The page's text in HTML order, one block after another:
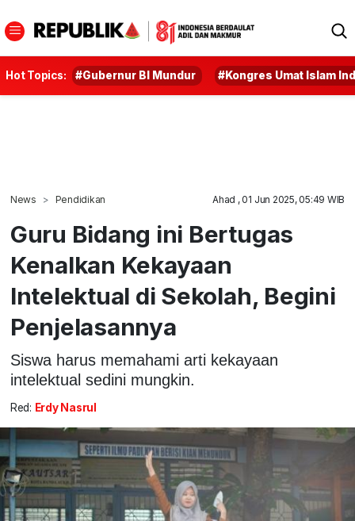
Hot Topics: #Gubernur BI Mundur #Kongres Umat Islam
News Pendidikan Ahad , 01 Jun 2025, 05:49 WIB
Guru Bidang ini Bertugas
Kenalkan Kekayaan
Intelektual di Sekolah, Begini
Penjelasannya
Siswa harus memahami arti kekayaan
intelektual sedini mungkin.
Red: Erdy Nasrul